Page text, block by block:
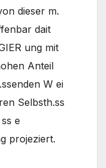
dieser m.
dait
ung mit
Anteil
W ei
Selbsth.ss
e
projeziert.